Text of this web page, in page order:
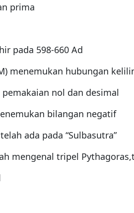
prima
pada 598-660 Ad
menemukan hubungan
nol dan desimal
bilangan negatif
ada pada “Sulbasutra”
mengenal tripel